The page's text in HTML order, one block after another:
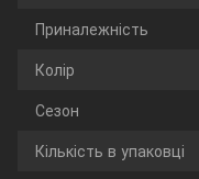
Приналежність
Колір
Сезон
Кількість в упаковці